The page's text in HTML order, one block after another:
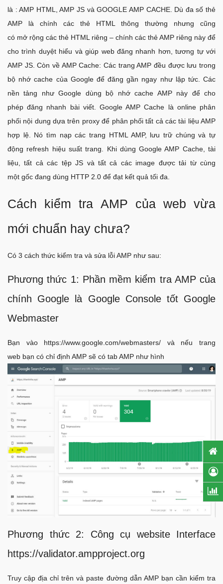
là : AMP HTML, AMP JS và GOOGLE AMP CACHE. Dù đa số thẻ
AMP là chính các thẻ HTML thông thường nhưng cũng
có mở rộng các thẻ HTML riêng – chính các thẻ AMP riêng này để
cho trình duyệt hiểu và giúp web đăng nhanh hơn, tương tự với
AMP JS. Còn về AMP Cache: Các trang AMP đều được lưu trong
bộ nhớ cache của Google để đăng gần ngay như lập tức. Các
nền tảng như Google dùng bộ nhớ cache AMP này để cho
phép đăng nhanh bài viết. Google AMP Cache là online phân
phối nội dung dựa trên proxy để phân phối tất cả các tài liệu AMP
hợp lệ. Nó tìm nạp các trang HTML AMP, lưu trữ chúng và tự
động refresh hiệu suất trang. Khi dùng Google AMP Cache, tài
liệu, tất cả các tệp JS và tất cả các image được tải từ cùng
một gốc đang dùng HTTP 2.0 để đạt kết quả tối đa.
Cách kiểm tra AMP của web vừa
mới chuẩn hay chưa?
Có 3 cách thức kiểm tra và sửa lỗi AMP như sau:
Phương thức 1: Phần mềm kiểm tra AMP của
chính Google là Google Console tốt Google
Webmaster
Bạn vào https://www.google.com/webmasters/ và nếu trang
web bạn có chỉ định AMP sẽ có tab AMP như hình
Phương thức 2: Công cụ website Interface
https://validator.ampproject.org
Truy cập địa chỉ trên và paste đường dẫn AMP bạn cần kiểm tra